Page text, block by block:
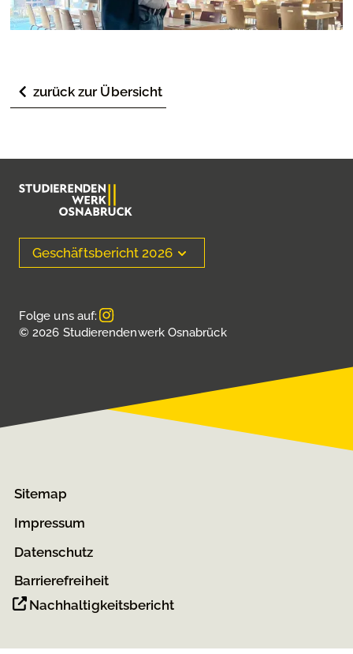
zurück zur Übersicht
Geschäftsbericht 2026
© 2026 Studierendenwerk Osnabrück
Folge uns auf:
Sitemap
Impressum
Datenschutz
Barrierefreiheit
Nachhaltigkeitsbericht